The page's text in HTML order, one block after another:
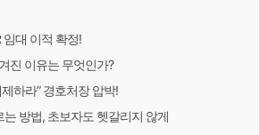
임대 이적 확정!
진 이유는 무엇인가?
하라” 경호처장 압박!
방법, 초보자도 헷갈리지 않게